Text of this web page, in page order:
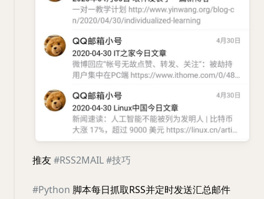
推友#RSS2MAIL#技巧
#Python 脚本每日抓取RSS并定时发送汇总邮件